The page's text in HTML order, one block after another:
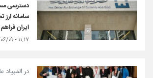
دسترسی
سامانه ارز
ایران
۱۱:۱۷ - ۱۴۰۴/۰۶/۰۹
در